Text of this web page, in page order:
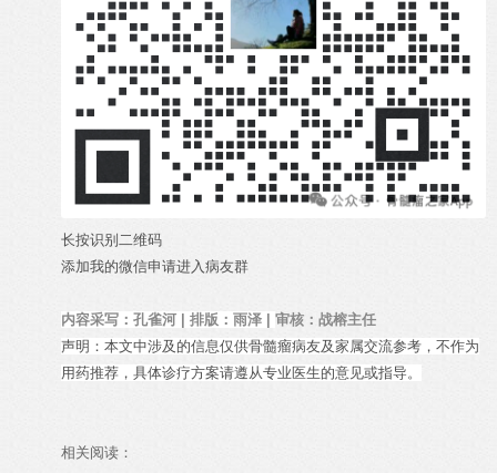
长按识别二维码
添加我的微信申请进入病友群
内容采写：孔雀河 | 排版：雨泽 | 审核：战榕主任
声明：本文中涉及的信息仅供骨髓瘤病友及家属交流参考，不作为
用药推荐，具体诊疗方案请遵从专业医生的意见或指导。
相关阅读：